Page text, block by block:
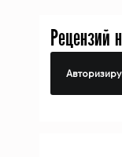
Рецензий